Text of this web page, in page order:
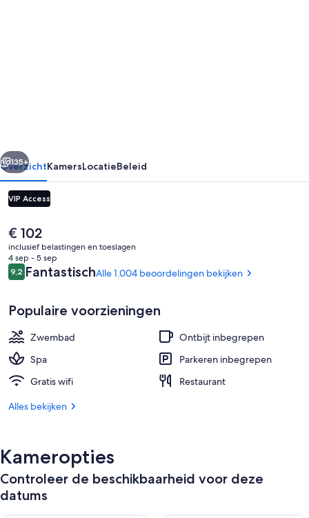
Een buitenzwembad, gratis
Volgende
135+
OverzichtKamersLocatieBeleid
VIP Access
De
huidige
prijs
is
€ 102
€ 102
inclusief belastingen en toeslagen
4 sep - 5 sep
Beoordelingen
9,29,2 op 10 –
FantastischAlle 1.004 beoordelingen bekijken
Populaire voorzieningen
Zwembad
Ontbijt inbegrepen
Spa
Parkeren inbegrepen
Gratis wifi
Restaurant
Alles bekijken
Kameropties
Controleer de beschikbaarheid voor deze
datums